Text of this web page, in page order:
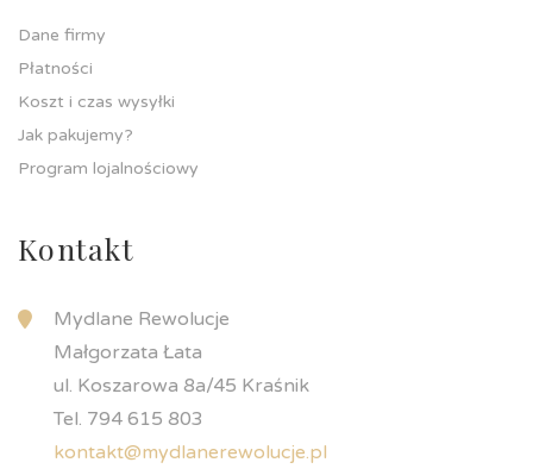
Dane firmy
Płatności
Koszt i czas wysyłki
Jak pakujemy?
Program lojalnościowy
Kontakt
Mydlane Rewolucje
Małgorzata Łata
ul. Koszarowa 8a/45 Kraśnik
Tel. 794 615 803
kontakt@mydlanerewolucje.pl